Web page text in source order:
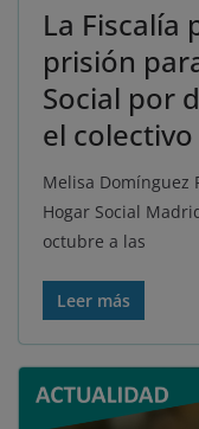
La Fiscalía
prisión
Social por
el
Melisa Domínguez
Hogar Social
octubre a las
Leer más